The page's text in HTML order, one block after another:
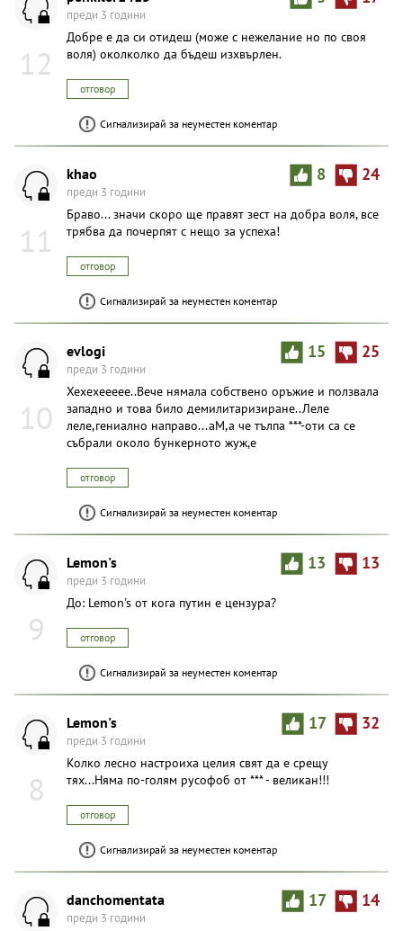
12
преди 3 години
Добре е да си отидеш (може с нежелание но по своя
воля) околколко да бъдеш изхвърлен.
отговор
Сигнализирай за неуместен коментар
11
8 24
khao
преди 3 години
Браво... значи скоро ще правят зест на добра воля, все
трябва да почерпят с нещо за успеха!
отговор
Сигнализирай за неуместен коментар
10
15 25
evlogi
преди 3 години
Хехехеееее..Вече нямала собствено оръжие и ползвала
западно и това било демилитаризиране..Леле
леле,гениално направо...аМ,а че тълпа ***-оти са се
събрали около бункерното жуж,е
отговор
Сигнализирай за неуместен коментар
9
13 13
Lemon's
преди 3 години
До: Lemon's от кога путин е цензура?
отговор
Сигнализирай за неуместен коментар
8
17 32
Lemon's
преди 3 години
Колко лесно настроиха целия свят да е срещу
тях...Няма по-голям русофоб от *** - великан!!!
отговор
Сигнализирай за неуместен коментар
17 14
danchomentata
преди 3 години